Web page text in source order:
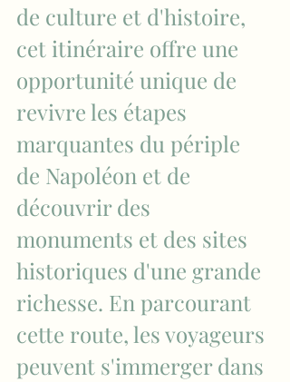
de culture et d'histoire,
cet itinéraire offre une
opportunité unique de
revivre les étapes
marquantes du périple
de Napoléon et de
découvrir des
monuments et des sites
historiques d'une grande
richesse. En parcourant
cette route, les voyageurs
peuvent s'immerger dans